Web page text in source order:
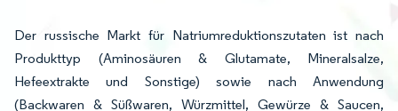
Der russische Markt für Natriumreduktionszutaten ist nach
Produkttyp (Aminosäuren & Glutamate, Mineralsalze,
Hefeextrakte und Sonstige) sowie nach Anwendung
(Backwaren & Süßwaren, Würzmittel, Gewürze & Saucen,